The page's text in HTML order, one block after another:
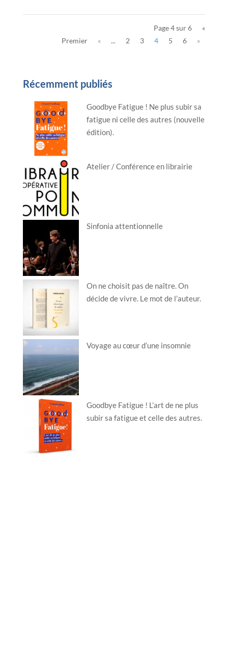
Page 4 sur 6
«
Premier
« ... 2 3 4 5 6 »
Récemment publiés
Goodbye Fatigue ! Ne plus subir sa
fatigue ni celle des autres (nouvelle
édition).
Atelier / Conférence en librairie
Sinfonia attentionnelle
On ne choisit pas de naître. On
décide de vivre. Le mot de l’auteur.
Voyage au cœur d’une insomnie
Goodbye Fatigue ! L’art de ne plus
subir sa fatigue et celle des autres.